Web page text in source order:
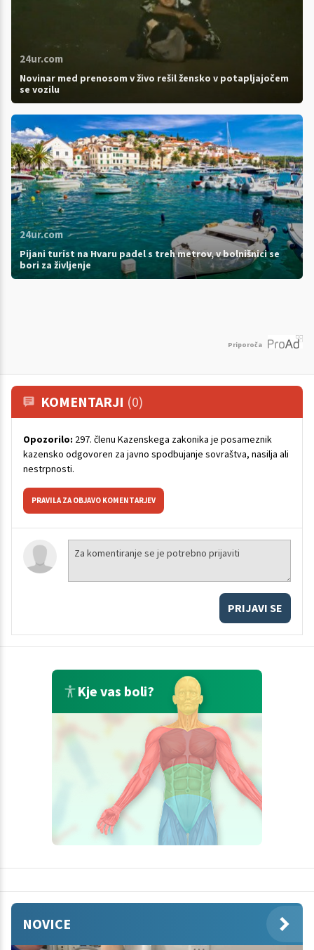
24ur.com
Novinar med prenosom v živo rešil žensko v potapljajočem
se vozilu
24ur.com
Pijani turist na Hvaru padel s treh metrov, v bolnišnici se
bori za življenje
Priporoča
KOMENTARJI (0)
Opozorilo: 297. členu Kazenskega zakonika je posameznik
kazensko odgovoren za javno spodbujanje sovraštva, nasilja ali
nestrpnosti.
PRAVILA ZA OBJAVO KOMENTARJEV
PRIJAVI SE
Kje vas boli?
NOVICE